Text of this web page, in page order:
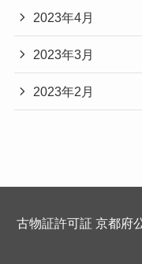
2023年4月
2023年3月
2023年2月
古物証許可証 京都